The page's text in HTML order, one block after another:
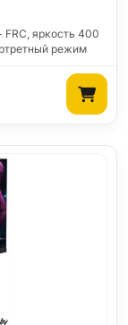
FRC, яркость 400
режим